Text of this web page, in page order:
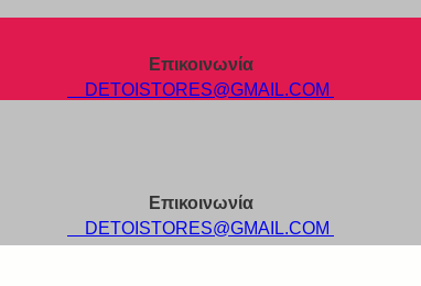
Επικοινωνία
DETOISTORES@GMAIL.COM
Επικοινωνία
DETOISTORES@GMAIL.COM